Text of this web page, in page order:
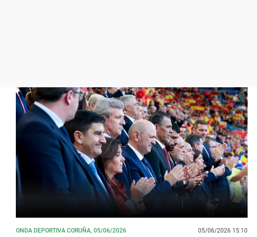
ONDA DEPORTIVA CORUÑA, 05/06/2026 05/06/2026 15:10